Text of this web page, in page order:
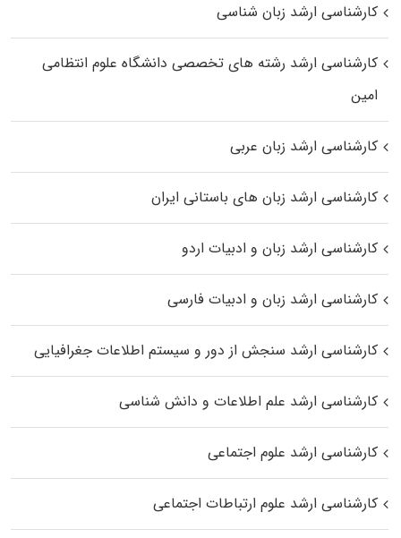
کارشناسی ارشد زبان شناسی
کارشناسی ارشد رﺷﺘﻪ ﻫﺎی تخصصی داﻧﺸﮕﺎه ﻋﻠﻮم انتظامی
اﻣﻴﻦ
کارشناسی ارشد زبان عربی
کارشناسی ارشد زبان‌ های باستانی ایران
کارشناسی ارشد زبان و ادبیات اردو
کارشناسی ارشد زبان و ادبیات فارسی
کارشناسی ارشد سنجش از دور و سیستم اطلاعات جغرافیایی
کارشناسی ارشد علم اطلاعات و دانش شناسی
کارشناسی ارشد علوم اجتماعی
کارشناسی ارشد علوم ارتباطات اجتماعی